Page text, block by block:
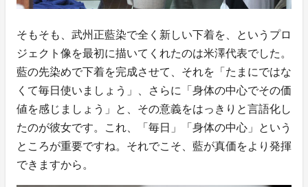
そもそも、武州正藍染で全く新しい下着を、というプロ
ジェクト像を最初に描いてくれたのは米澤代表でした。
藍の先染めで下着を完成させて、それを「たまにではな
くて毎日使いましょう」、さらに「身体の中心でその価
値を感じましょう」と、その意義をはっきりと言語化し
たのが彼女です。これ、「毎日」「身体の中心」という
ところが重要ですね。それでこそ、藍が真価をより発揮
できますから。